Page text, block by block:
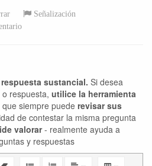
Señalización
sustancial. Si desea
respuesta, utilice la herramienta
que siempre puede revisar sus
de contestar la misma pregunta
valorar- realmente ayuda a
y respuestas